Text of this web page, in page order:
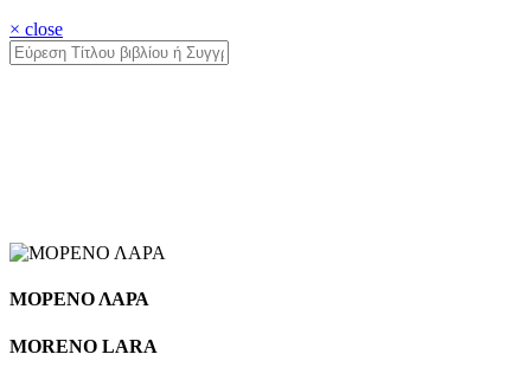
× close
ΜΟΡΕΝΟ ΛΑΡΑ
MORENO LARA